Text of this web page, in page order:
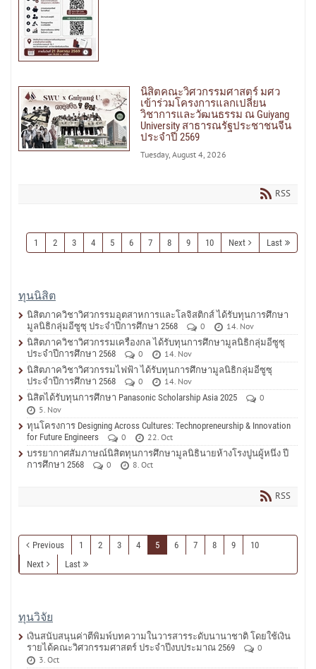
นิสิตคณะวิศวกรรมศาสตร์ มศว
เข้าร่วมโครงการแลกเปลี่ยน
วิชาการและวัฒนธรรม ณ Guiyang
University สาธารณรัฐประชาชนจีน
ประจำปี 2569
Tuesday, August 4, 2026
RSS
1 2 3 4 5 6 7 8 9 10 Next Last
ทุนนิสิต
นิสิตภาควิชาวิศวกรรมอุตสาหการและโลจิสติกส์ ได้รับทุนการศึกษา
มูลนิธิกลุ่มอีซูซุ ประจำปีการศึกษา 2568
0
14. Nov
นิสิตภาควิชาวิศวกรรมเครื่องกล ได้รับทุนการศึกษามูลนิธิกลุ่มอีซูซุ
ประจำปีการศึกษา 2568
0
14. Nov
นิสิตภาควิชาวิศวกรรมไฟฟ้า ได้รับทุนการศึกษามูลนิธิกลุ่มอีซูซุ
ประจำปีการศึกษา 2568
0
14. Nov
นิสิตได้รับทุนการศึกษา Panasonic Scholarship Asia 2025
0
5. Nov
ทุนโครงการ Designing Across Cultures: Technopreneurship & Innovation
for Future Engineers
0
22. Oct
บรรยากาศสัมภาษณ์นิสิตทุนการศึกษามูลนิธินายห้างโรงปูนผู้หนึ่ง ปี
การศึกษา 2568
0 8. Oct
RSS
Previous 1 2 3 4 5 6 7 8 9
10
Next
Last
ทุนวิจัย
เงินสนับสนุนค่าตีพิมพ์บทความในวารสารระดับนานาชาติ โดยใช้เงิน
รายได้คณะวิศวกรรมศาสตร์ ประจำปีงบประมาณ 2569
0
3. Oct